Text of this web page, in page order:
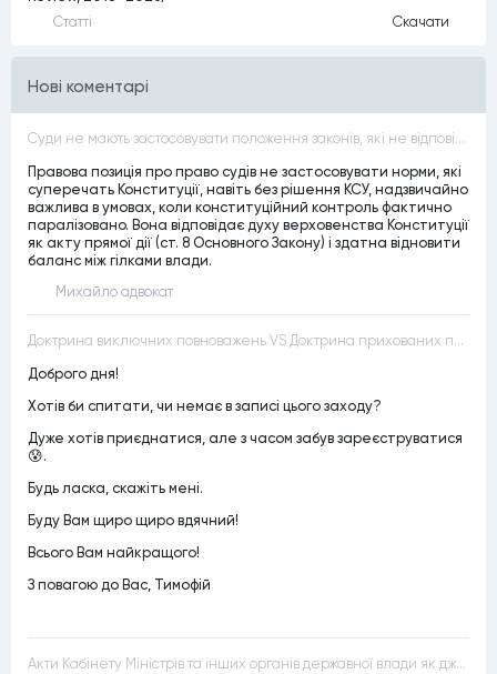
Статтi Скачати
Нові коментарі
Суди не мають застосовувати положення законів, які не відповідають Конституції, незалежно від того, чи визнавалися вони Конституційним Судом України неконституційними, тобто закони, що суперечать Конституції України не можуть застосовуватися навіть у випадках, коли вони є чинними
Правова позиція про право судів не застосовувати норми, які
суперечать Конституції, навіть без рішення КСУ, надзвичайно
важлива в умовах, коли конституційний контроль фактично
паралізовано. Вона відповідає духу верховенства Конституції
як акту прямої дії (ст. 8 Основного Закону) і здатна відновити
баланс між гілками влади.
Михайло адвокат
Доктрина виключних повноважень VS Доктрина прихованих повноважень
Доброго дня!
Хотів би спитати, чи немає в записі цього заходу?
Дуже хотів приєднатися, але з часом забув зареєструватися
😰.
Будь ласка, скажіть мені.
Буду Вам щиро щиро вдячний!
Всього Вам найкращого!
З повагою до Вас, Тимофій
Акти Кабінету Міністрів та інших органів державної влади як джерела конституційного права